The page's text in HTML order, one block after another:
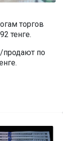
торгов
тенге.
продают по